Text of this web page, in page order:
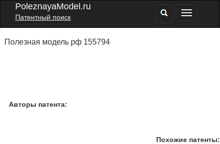
PoleznayaModel.ru
Патентный поиск
Полезная модель рф 155794
Авторы патента:
Похожие патенты: